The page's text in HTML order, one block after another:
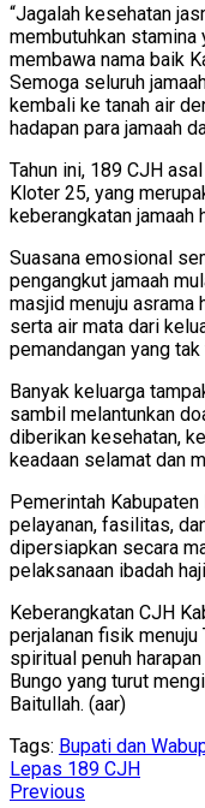
“Jagalah kesehatan
membutuhkan stamina
membawa nama baik
Semoga seluruh
kembali ke tanah air
hadapan para jamaah
Tahun ini, 189 CJH
Kloter 25, yang
keberangkatan jamaah
Suasana emosional
pengangkut jamaah
masjid menuju asrama
serta air mata dari
pemandangan yang
Banyak keluarga
sambil melantunkan
diberikan kesehatan,
keadaan selamat dan
Pemerintah
pelayanan, fasilitas,
dipersiapkan secara
pelaksanaan ibadah
Keberangkatan CJH
perjalanan fisik menuju
spiritual penuh
Bungo yang turut
Baitullah. (aar)
Tags: Bupati dan
Lepas 189 CJH
Continue
Previous